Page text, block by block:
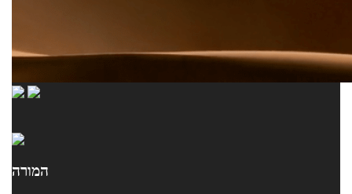
המורה